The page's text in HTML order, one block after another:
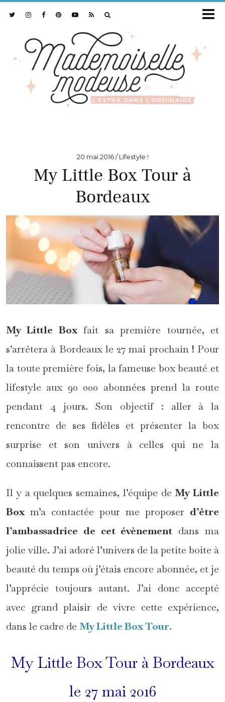
20 mai 2016 Lifestyle !
My Little Box Tour à
Bordeaux
My Little Boxfait sa première tournée, et
s’arrêtera à Bordeaux le 27 mai prochain ! Pour
la toute première fois, la fameuse box beauté et
lifestyle aux 90 000 abonnées prend la route
pendant 4 jours. Son objectif : aller à la
rencontre de ses fidèles et présenter la box
surprise et son univers à celles qui ne la
connaissent pas encore.
Il y a quelques semaines, l’équipe deMy Little
Boxm’a contactée pour me proposer d’être
l’ambassadrice de cet évènement dans ma
jolie ville. J’ai adoré l’univers de la petite boite à
beauté du temps où j’étais encore abonnée, et je
l’apprécie toujours autant. J’ai donc accepté
avec grand plaisir de vivre cette expérience,
dans le cadre de My Little Box Tour.
My Little Box Tour à Bordeaux
le 27 mai 2016